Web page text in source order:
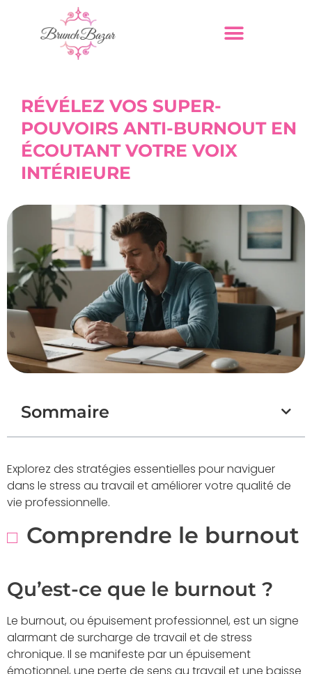
RÉVÉLEZ VOS SUPER-
POUVOIRS ANTI-BURNOUT EN
ÉCOUTANT VOTRE VOIX
INTÉRIEURE
Sommaire
Explorez des stratégies essentielles pour naviguer
dans le stress au travail et améliorer votre qualité de
vie professionnelle.
Comprendre le burnout
Qu’est-ce que le burnout ?
Le burnout, ou épuisement professionnel, est un signe
alarmant de surcharge de travail et de stress
chronique. Il se manifeste par un épuisement